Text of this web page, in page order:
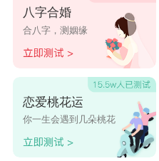
八字合婚
合八字，测姻缘
恋爱桃花运
你一生会遇到几朵桃花